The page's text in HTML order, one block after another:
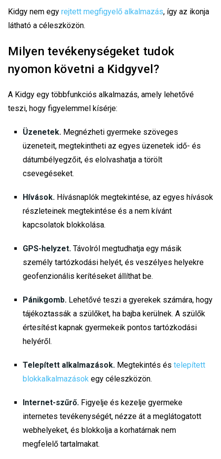
Kidgy nem egy rejtett megfigyelő alkalmazás, így az ikonja
látható a céleszközön.
Milyen tevékenységeket tudok
nyomon követni a Kidgyvel?
A Kidgy egy többfunkciós alkalmazás, amely lehetővé
teszi, hogy figyelemmel kísérje:
Üzenetek. Megnézheti gyermeke szöveges
üzeneteit, megtekintheti az egyes üzenetek idő- és
dátumbélyegzőit, és elolvashatja a törölt
csevegéseket.
Hívások. Hívásnaplók megtekintése, az egyes hívások
részleteinek megtekintése és a nem kívánt
kapcsolatok blokkolása.
GPS-helyzet. Távolról megtudhatja egy másik
személy tartózkodási helyét, és veszélyes helyekre
geofenzionális kerítéseket állíthat be.
Pánikgomb. Lehetővé teszi a gyerekek számára, hogy
tájékoztassák a szülőket, ha bajba kerülnek. A szülők
értesítést kapnak gyermekeik pontos tartózkodási
helyéről.
Telepített alkalmazások. Megtekintés és telepített
blokkalkalmazások egy céleszközön.
Internet-szűrő. Figyelje és kezelje gyermeke
internetes tevékenységét, nézze át a meglátogatott
webhelyeket, és blokkolja a korhatárnak nem
megfelelő tartalmakat.